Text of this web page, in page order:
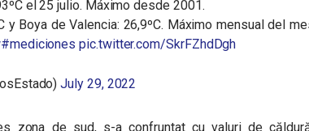
el 25 julio. Máximo desde 2001.
y Boya de Valencia: 26,9ºC. Máximo mensual del
#mediciones pic.twitter.com/SkrFZhdDgh
July 29, 2022
zona de sud, s-a confruntat cu valuri de